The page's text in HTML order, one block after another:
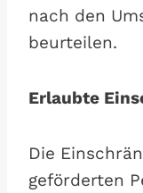
nach den
beurteilen.
Erlaubte
Die
geförderten